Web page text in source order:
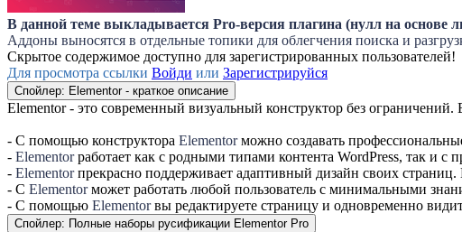
В данной теме выкладывается Pro-версия плагина (нулл на основе
Аддоны выносятся в отдельные топики для облегчения поиска и
Скрытое содержимое доступно для зарегистрированных пользователей!
Для просмотра ссылки Войди или Зарегистрируйся
Спойлер: Elementor - краткое описание
Elementor - это современный визуальный конструктор без
- С помощью конструктора Elementorможно создавать
- Elementorработает как с родными типами контента WordPress, так и с
- Elementorпрекрасно поддерживает адаптивный дизайн своих
- С Elementorможет работать любой пользователь с минимальными
- С помощью Elementorвы редактируете страницу и одновременно
Спойлер: Полные наборы русификации Elementor Pro